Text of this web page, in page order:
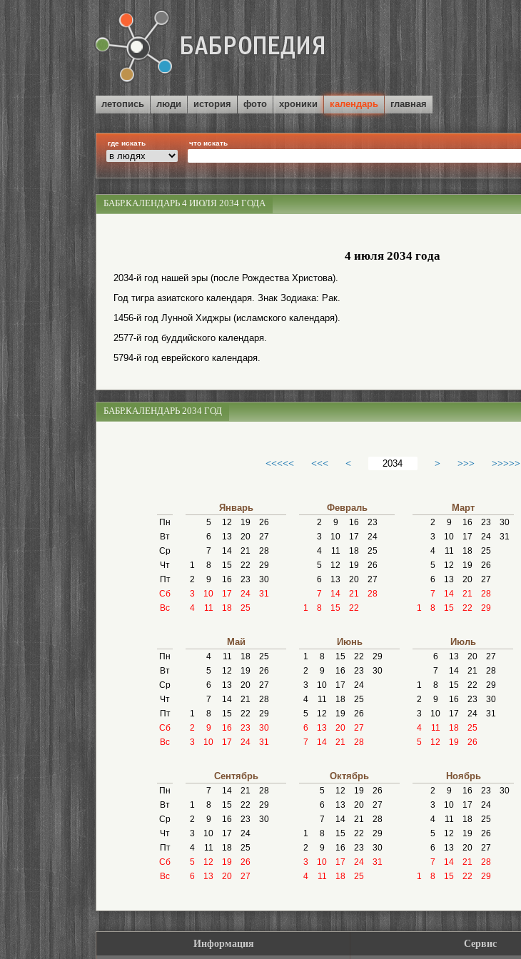
летопись люди история фото хроники календарь главная
где искать что искать
БАБР.КАЛЕНДАРЬ 4 ИЮЛЯ 2034 ГОДА
4 июля 2034 года
2034-й год нашей эры (после Рождества Христова).
Год тигра азиатского календаря. Знак Зодиака: Рак.
1456-й год Лунной Хиджры (исламского календаря).
2577-й год буддийского календаря.
5794-й год еврейского календаря.
БАБР.КАЛЕНДАРЬ 2034 ГОД
<<<<< <<< < > >>> >>>>>
Пн
Вт
Ср
Чт
Пт
Сб
Вс
Январь
5 12 19
26
6
13 20
27
7
14 21
28
1
8 15 22
29
2
9 16 23
30
3
10 17 24
31
4
11 18 25
Февраль
2 9 16
23
3
10 17
24
4
11 18
25
5
12 19
26
6
13 20
27
7
14 21
28
1
8 15 22
Март
2 9 16 23
30
3
10 17 24
31
4
11 18
25
5
12 19
26
6
13 20
27
7
14 21
28
1
8 15 22 29
Пн
Вт
Ср
Чт
Пт
Сб
Вс
Май
4 11 18
25
5
12 19
26
6
13 20
27
7
14 21
28
1
8 15 22
29
2
9 16 23
30
3
10 17 24 31
Июнь
1 8 15 22
29
2
9 16 23
30
3
10 17
24
4
11 18
25
5
12 19
26
6
13 20
27
7
14 21 28
Июль
6 13 20
27
7
14 21
28
1
8 15 22
29
2
9 16 23
30
3
10 17 24
31
4
11 18
25
5
12 19 26
Пн
Вт
Ср
Чт
Пт
Сб
Вс
Сентябрь
7 14 21
28
1
8 15 22
29
2
9 16 23
30
3
10 17
24
4
11 18
25
5
12 19
26
6
13 20 27
Октябрь
5 12 19
26
6
13 20
27
7
14 21
28
1
8 15 22
29
2
9 16 23
30
3
10 17 24
31
4
11 18 25
Ноябрь
2 9 16 23
30
3
10 17
24
4
11 18
25
5
12 19
26
6
13 20
27
7
14 21
28
1
8 15 22 29
Информация Сервис